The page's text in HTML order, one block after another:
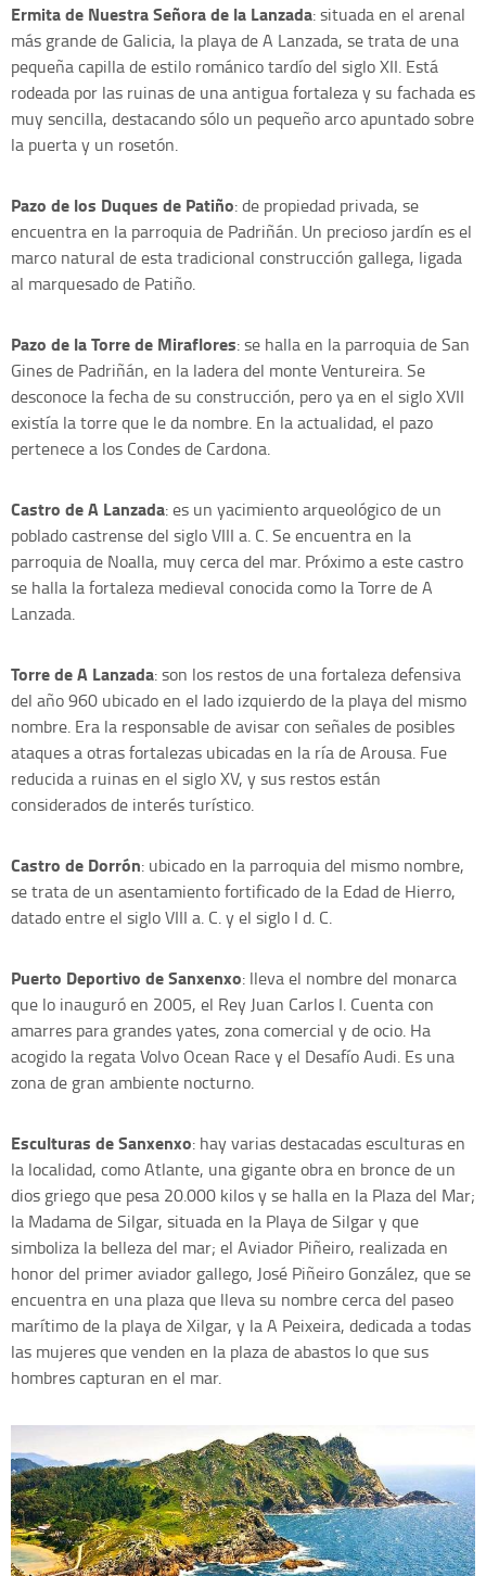
Ermita de Nuestra Señora de la Lanzada: situada en el arenal
más grande de Galicia, la playa de A Lanzada, se trata de una
pequeña capilla de estilo románico tardío del siglo XII. Está
rodeada por las ruinas de una antigua fortaleza y su fachada es
muy sencilla, destacando sólo un pequeño arco apuntado sobre
la puerta y un rosetón.
Pazo de los Duques de Patiño: de propiedad privada, se
encuentra en la parroquia de Padriñán. Un precioso jardín es el
marco natural de esta tradicional construcción gallega, ligada
al marquesado de Patiño.
Pazo de la Torre de Miraflores: se halla en la parroquia de San
Gines de Padriñán, en la ladera del monte Ventureira. Se
desconoce la fecha de su construcción, pero ya en el siglo XVII
existía la torre que le da nombre. En la actualidad, el pazo
pertenece a los Condes de Cardona.
Castro de A Lanzada: es un yacimiento arqueológico de un
poblado castrense del siglo VIII a. C. Se encuentra en la
parroquia de Noalla, muy cerca del mar. Próximo a este castro
se halla la fortaleza medieval conocida como la Torre de A
Lanzada.
Torre de A Lanzada: son los restos de una fortaleza defensiva
del año 960 ubicado en el lado izquierdo de la playa del mismo
nombre. Era la responsable de avisar con señales de posibles
ataques a otras fortalezas ubicadas en la ría de Arousa. Fue
reducida a ruinas en el siglo XV, y sus restos están
considerados de interés turístico.
Castro de Dorrón: ubicado en la parroquia del mismo nombre,
se trata de un asentamiento fortificado de la Edad de Hierro,
datado entre el siglo VIII a. C. y el siglo I d. C.
Puerto Deportivo de Sanxenxo: lleva el nombre del monarca
que lo inauguró en 2005, el Rey Juan Carlos I. Cuenta con
amarres para grandes yates, zona comercial y de ocio. Ha
acogido la regata Volvo Ocean Race y el Desafío Audi. Es una
zona de gran ambiente nocturno.
Esculturas de Sanxenxo: hay varias destacadas esculturas en
la localidad, como Atlante, una gigante obra en bronce de un
dios griego que pesa 20.000 kilos y se halla en la Plaza del Mar;
la Madama de Silgar, situada en la Playa de Silgar y que
simboliza la belleza del mar; el Aviador Piñeiro, realizada en
honor del primer aviador gallego, José Piñeiro González, que se
encuentra en una plaza que lleva su nombre cerca del paseo
marítimo de la playa de Xilgar, y la A Peixeira, dedicada a todas
las mujeres que venden en la plaza de abastos lo que sus
hombres capturan en el mar.